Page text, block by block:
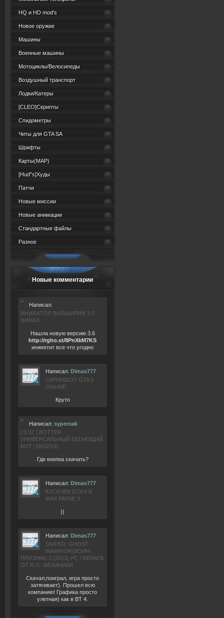
HQ и HD mod's
Новое оружие
Машины
Военные машины
Мотоциклы/Велосипеды
Воздушный транспорт
Лодки/Катеры
[CLEO]Скрипты
Спидометры
Читы для GTA SA
Шрифты
Карты(MAP)
[Hud"s]Худы
Патчи
Новые миссии
Новые анимации
Стандартные файлы
Разное
Новые комментарии
Написал:
ИНЖЕКТОР ВАЛЬКИРИЯ 3.0
ФИНАЛ
Нашла новую версию 3.6
http://rgho.st/8PnXkM7KS
инжектит все что угодно
Написал: Dimas777
СКРИНШОТ GTA 5
ONLINE
Круто
Написал: syperxak
[ 0.3Z ] BOTTER -
УНИВЕРСАЛЬНЫЙ БЕГАЮЩИЙ
БОТ (16/02/14)
Где кнопка скачать?
Написал: Dimas777
КУСОЧЕК GTA 5 В
MAX PAYNE 3
))
Написал: Dimas777
SNIPER: GHOST
WARRIOR(ВОИН
ПРИЗРАК) 2 (2013) РС | REPACK
ОТ R.G. МЕХАНИКИ
Скачал,поиграл, игра просто
затягивает). Прошел всю
компанию! Графика просто
улетная) как в BT 4.